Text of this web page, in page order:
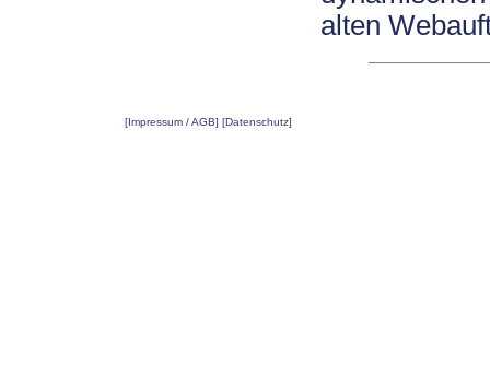
alten
[Impressum / AGB] [Datenschutz]